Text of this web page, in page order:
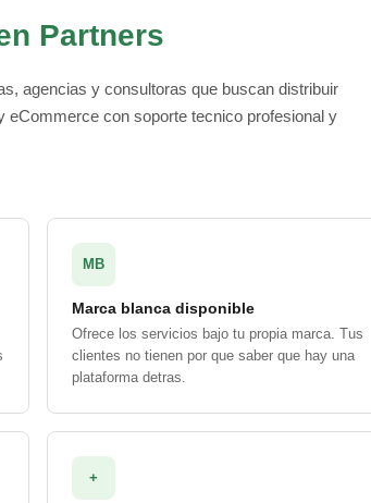
Partners
agencias y consultoras que buscan distribuir
eCommerce con soporte tecnico profesional y
MB
Marca blanca disponible
Ofrece los servicios bajo tu propia marca. Tus
clientes no tienen por que saber que hay una
plataforma detras.
+